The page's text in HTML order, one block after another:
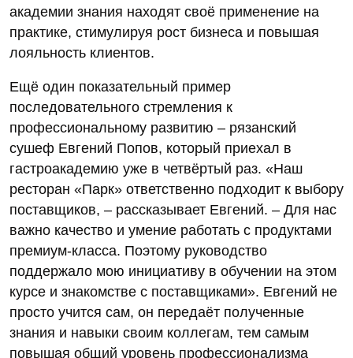
академии знания находят своё применение на
практике, стимулируя рост бизнеса и повышая
лояльность клиентов.
Ещё один показательный пример
последовательного стремления к
профессиональному развитию – рязанский
сушеф Евгений Попов, который приехал в
гастроакадемию уже в четвёртый раз. «Наш
ресторан «Парк» ответственно подходит к выбору
поставщиков, – рассказывает Евгений. – Для нас
важно качество и умение работать с продуктами
премиум-класса. Поэтому руководство
поддержало мою инициативу в обучении на этом
курсе и знакомстве с поставщиками». Евгений не
просто учится сам, он передаёт полученные
знания и навыки своим коллегам, тем самым
повышая общий уровень профессионализма